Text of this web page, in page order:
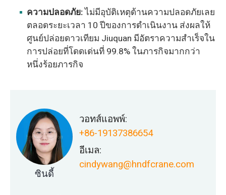
ความปลอดภัย:ไม่มีอุบัติเหตุด้านความปลอดภัยเลย
ตลอดระยะเวลา 10 ปีของการดำเนินงาน ส่งผลให้
ศูนย์ปล่อยดาวเทียม Jiuquan มีอัตราความสำเร็จใน
การปล่อยที่โดดเด่นที่ 99.8% ในภารกิจมากกว่า
หนึ่งร้อยภารกิจ
ซินดี้
วอทส์แอพพ์:
+86-19137386654
อีเมล:
cindywang@hndfcrane.com